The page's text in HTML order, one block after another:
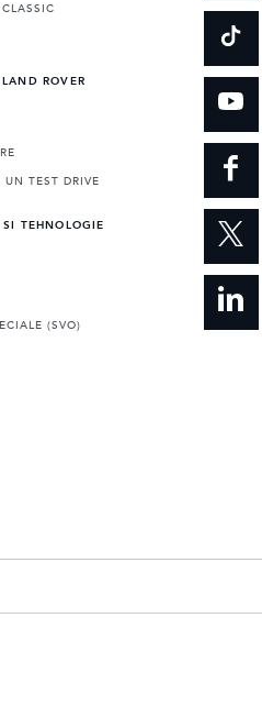
ROVER
UN TEST DRIVE
TEHNOLOGIE
(SVO)